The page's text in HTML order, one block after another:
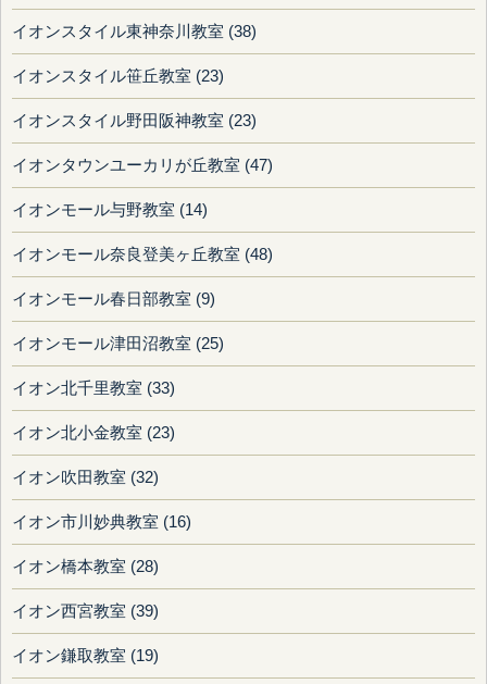
イオンスタイル東神奈川教室 (38)
イオンスタイル笹丘教室 (23)
イオンスタイル野田阪神教室 (23)
イオンタウンユーカリが丘教室 (47)
イオンモール与野教室 (14)
イオンモール奈良登美ヶ丘教室 (48)
イオンモール春日部教室 (9)
イオンモール津田沼教室 (25)
イオン北千里教室 (33)
イオン北小金教室 (23)
イオン吹田教室 (32)
イオン市川妙典教室 (16)
イオン橋本教室 (28)
イオン西宮教室 (39)
イオン鎌取教室 (19)